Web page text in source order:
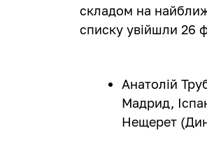
складом на
списку увійшли 26
Анатолій
Мадрид,
Нещерет